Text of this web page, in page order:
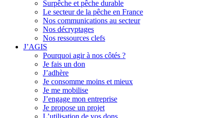
Surpêche et pêche durable
Le secteur de la pêche en France
Nos communications au secteur
Nos décryptages
Nos ressources clefs
J’AGIS
Pourquoi agir à nos côtés ?
Je fais un don
J’adhère
Je consomme moins et mieux
Je me mobilise
J’engage mon entreprise
Je propose un projet
L’utilisation de vos dons